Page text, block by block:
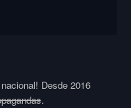
Desde 2016
.